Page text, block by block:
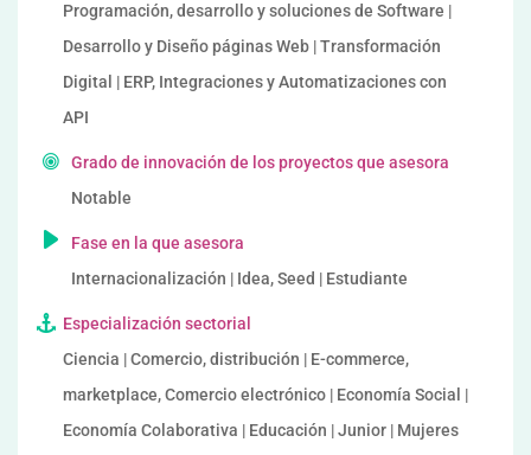
Programación, desarrollo y soluciones de Software |
Desarrollo y Diseño páginas Web | Transformación
Digital | ERP, Integraciones y Automatizaciones con
API
Grado de innovación de los proyectos que asesora
Notable
Fase en la que asesora
Internacionalización | Idea, Seed | Estudiante
Especialización sectorial
Ciencia | Comercio, distribución | E-commerce,
marketplace, Comercio electrónico | Economía Social |
Economía Colaborativa | Educación | Junior | Mujeres